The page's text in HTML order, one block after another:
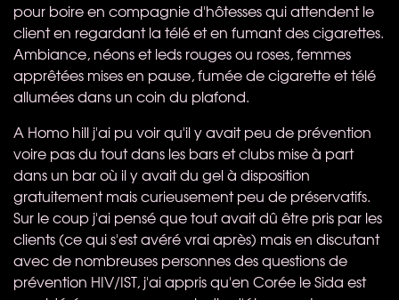
pour boire en compagnie d'hôtesses qui attendent le
client en regardant la télé et en fumant des cigarettes.
Ambiance, néons et leds rouges ou roses, femmes
apprêtées mises en pause, fumée de cigarette et télé
allumées dans un coin du plafond.
A Homo hill j'ai pu voir qu'il y avait peu de prévention
voire pas du tout dans les bars et clubs mise à part
dans un bar où il y avait du gel à disposition
gratuitement mais curieusement peu de préservatifs.
Sur le coup j'ai pensé que tout avait dû être pris par les
clients (ce qui s'est avéré vrai après) mais en discutant
avec de nombreuses personnes des questions de
prévention HIV/IST, j'ai appris qu'en Corée le Sida est